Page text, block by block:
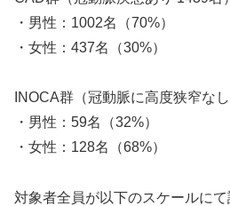
・男性：1002名（70%）
・女性：437名（30%）
INOCA群（冠動脈に高度狭窄なし
・男性：59名（32%）
・女性：128名（68%）
対象者全員が以下のスケールにて